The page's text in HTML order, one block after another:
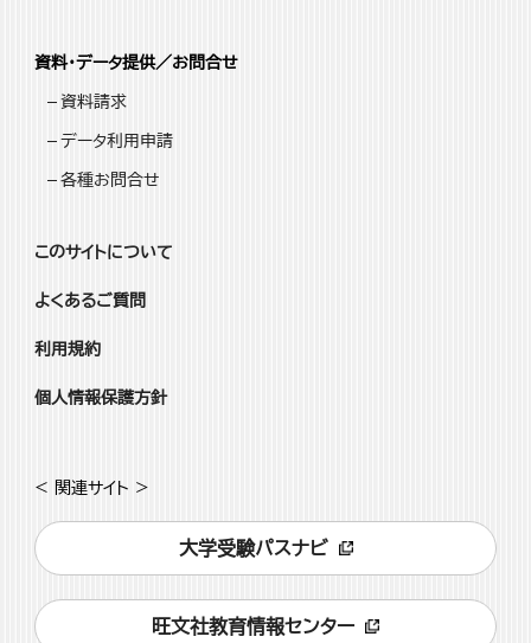
資料・データ提供／お問合せ
資料請求
データ利用申請
各種お問合せ
このサイトについて
よくあるご質問
利用規約
個人情報保護方針
< 関連サイト >
大学受験パスナビ
旺文社教育情報センター